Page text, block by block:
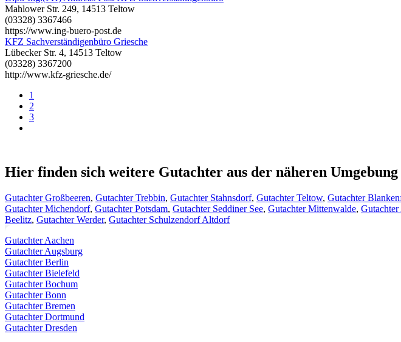
Mahlower Str. 249, 14513 Teltow
(03328) 3367466
https://www.ing-buero-post.de
KFZ Sachverständigenbüro Griesche
Lübecker Str. 4, 14513 Teltow
(03328) 3367200
http://www.kfz-griesche.de/
1
2
3
Hier finden sich weitere Gutachter aus der näheren Umgebung
Gutachter Großbeeren, Gutachter Trebbin, Gutachter Stahnsdorf, Gutachter Teltow, Gutachter
Gutachter Michendorf, Gutachter Potsdam, Gutachter Seddiner See, Gutachter Mittenwalde,
Beelitz, Gutachter Werder, Gutachter Schulzendorf Altdorf
Gutachter Aachen
Gutachter Augsburg
Gutachter Berlin
Gutachter Bielefeld
Gutachter Bochum
Gutachter Bonn
Gutachter Bremen
Gutachter Dortmund
Gutachter Dresden